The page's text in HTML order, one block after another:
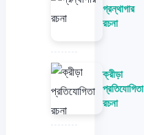
গ্রন্থাগার
রচনা
ক্রীড়া
প্রতিযোগিতা
রচনা